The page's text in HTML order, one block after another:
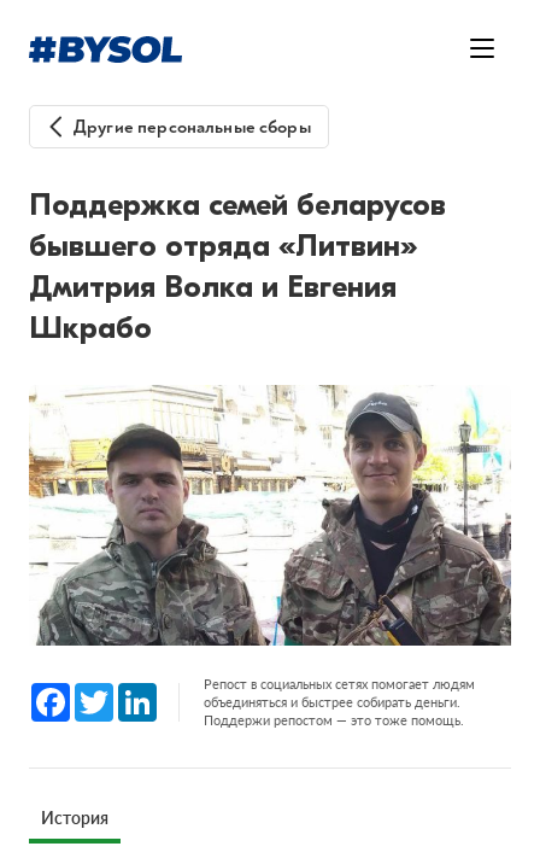
Другие персональные сборы
Поддержка семей беларусов
бывшего отряда «Литвин»
Дмитрия Волка и Евгения
Шкрабо
Facebook
Twitter LinkedInРепост в социальных сетях помогает людям
объединяться и быстрее собирать деньги.
Поддержи репостом — это тоже помощь.
История